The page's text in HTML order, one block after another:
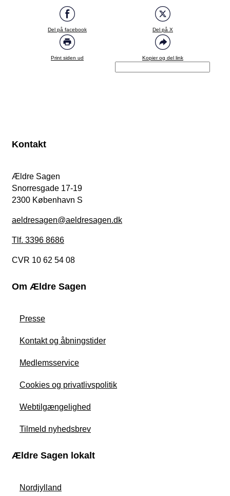
Del på facebook Del på X
Print siden ud Kopier og del link
Kontakt
Ældre Sagen
Snorresgade 17-19
2300 København S
aeldresagen@aeldresagen.dk
Tlf. 3396 8686
CVR 10 62 54 08
Om Ældre Sagen
Presse
Kontakt og åbningstider
Medlemsservice
Cookies og privatlivspolitik
Webtilgængelighed
Tilmeld nyhedsbrev
Ældre Sagen lokalt
Nordjylland